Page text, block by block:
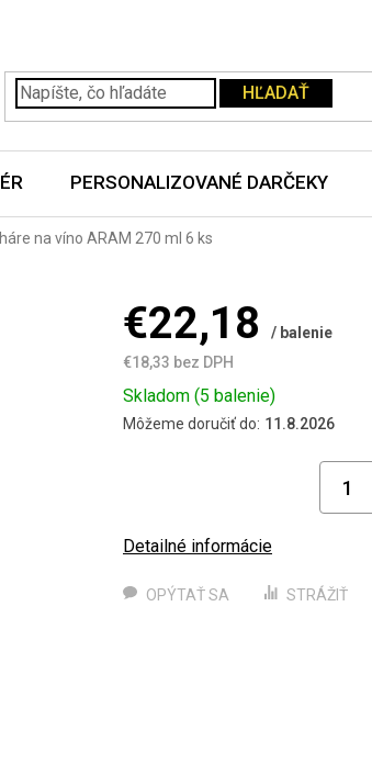
HĽADAŤ
PERSONALIZOVANÉ DARČEKY
na víno ARAM 270 ml 6 ks
€22,18
/ balenie
€18,33 bez DPH
Jednotková
cena:
Skladom (5 balenie)
Môžeme doručiť do: 11.8.2026
Detailné informácie
OPÝTAŤ SA STRÁŽIŤ